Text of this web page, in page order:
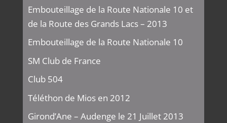
Embouteillage de la Route Nationale 10 et
de la Route des Grands Lacs – 2013
Embouteillage de la Route Nationale 10
SM Club de France
Club 504
Téléthon de Mios en 2012
Girond’Ane – Audenge le 21 Juillet 2013